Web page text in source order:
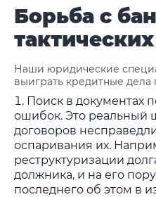
Борьба с
Наши юридические
выиграть кредитные дела
Поиск в документах
ошибок. Это реальный
договоров
оспаривания их.
реструктуризации
должника, и на его
последнего об этом в